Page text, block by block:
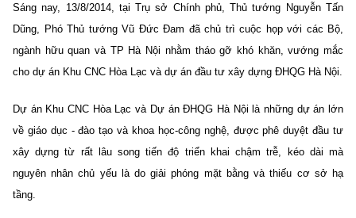
Sáng nay, 13/8/2014, tại Trụ sở Chính phủ, Thủ tướng Nguyễn Tấn
Dũng, Phó Thủ tướng Vũ Đức Đam đã chủ trì cuộc họp với các Bộ,
ngành hữu quan và TP Hà Nội nhằm tháo gỡ khó khăn, vướng mắc
cho dự án Khu CNC Hòa Lạc và dự án đầu tư xây dựng ĐHQG Hà Nội.
Dự án Khu CNC Hòa Lạc và Dự án ĐHQG Hà Nội là những dự án lớn
về giáo dục - đào tạo và khoa học-công nghệ, được phê duyệt đầu tư
xây dựng từ rất lâu song tiến độ triển khai chậm trễ, kéo dài mà
nguyên nhân chủ yếu là do giải phóng mặt bằng và thiếu cơ sở hạ
tầng.